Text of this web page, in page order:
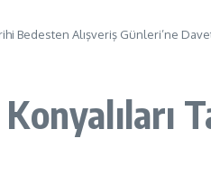
Bedesten Alışveriş Günleri’ne